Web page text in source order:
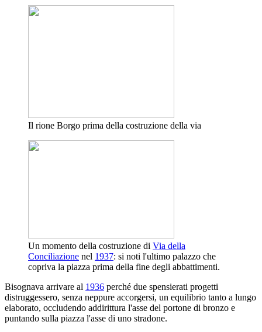
Il rione Borgo prima della costruzione della via
Un momento della costruzione di Via della
Conciliazione nel 1937: si noti l'ultimo palazzo che
copriva la piazza prima della fine degli abbattimenti.
Bisognava arrivare al 1936 perché due spensierati progetti
distruggessero, senza neppure accorgersi, un equilibrio tanto a lungo
elaborato, occludendo addirittura l'asse del portone di bronzo e
puntando sulla piazza l'asse di uno stradone.